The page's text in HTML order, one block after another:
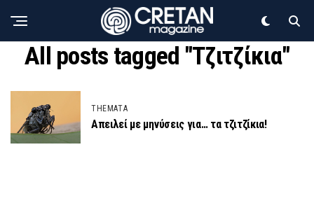
All posts tagged "Τζιτζίκια"
THEMATA
Απειλεί με μηνύσεις για… τα τζιτζίκια!